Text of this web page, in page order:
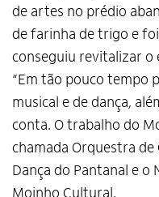
de artes no prédio
de farinha de trigo e
conseguiu revitalizar o
“Em tão pouco tempo
musical e de dança,
conta. O trabalho do
chamada Orquestra de
Dança do Pantanal e o